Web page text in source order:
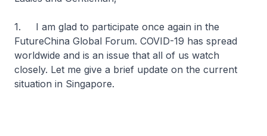
1. I am glad to participate once again in the
FutureChina Global Forum. COVID-19 has spread
worldwide and is an issue that all of us watch
closely. Let me give a brief update on the current
situation in Singapore.